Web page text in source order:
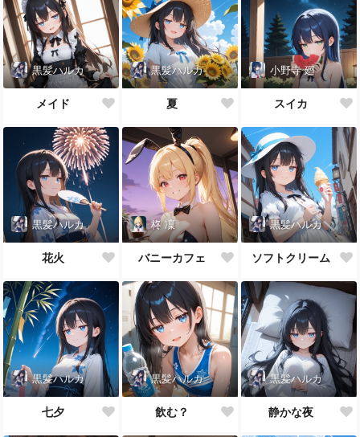
黒髪ハルカ
メイド
黒髪ハルカ
夏
小野寺 廻
スイカ
黒髪ハルカ
花火
柊 凜
バニーカフェ
黒髪ハルカ
ソフトクリーム
黒髪ハルカ
七夕
黒髪ハルカ
飲む？
黒髪ハルカ
静かな夜